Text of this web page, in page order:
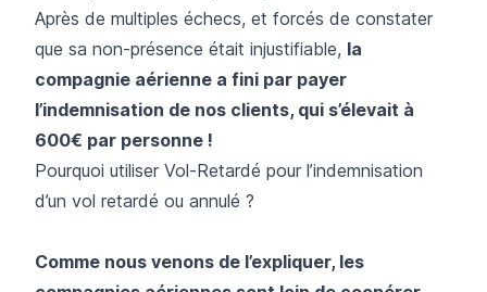
Après de multiples échecs, et forcés de constater
que sa non-présence était injustifiable, la
compagnie aérienne a fini par payer
l’indemnisation de nos clients, qui s’élevait à
600€ par personne !
Pourquoi utiliser Vol-Retardé pour l’indemnisation
d’un vol retardé ou annulé ?
Comme nous venons de l’expliquer, les